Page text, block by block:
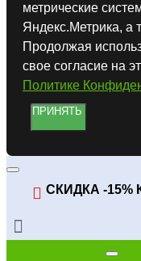
метрические
Яндекс.Метрика, а
Продолжая
свое согласие на
Политике
ПРИНЯТЬ
СКИДКА -